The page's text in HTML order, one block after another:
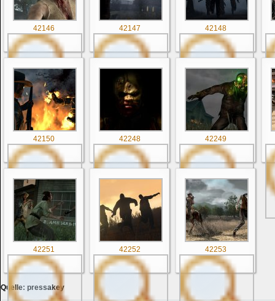
42146 42147 42148
42150 42248 42249
42251 42252 42253
Quelle: pressakey